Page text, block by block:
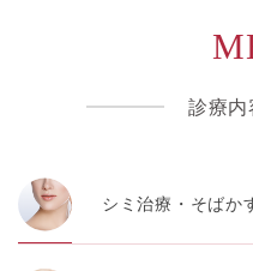
診療内
シミ治療・そばか